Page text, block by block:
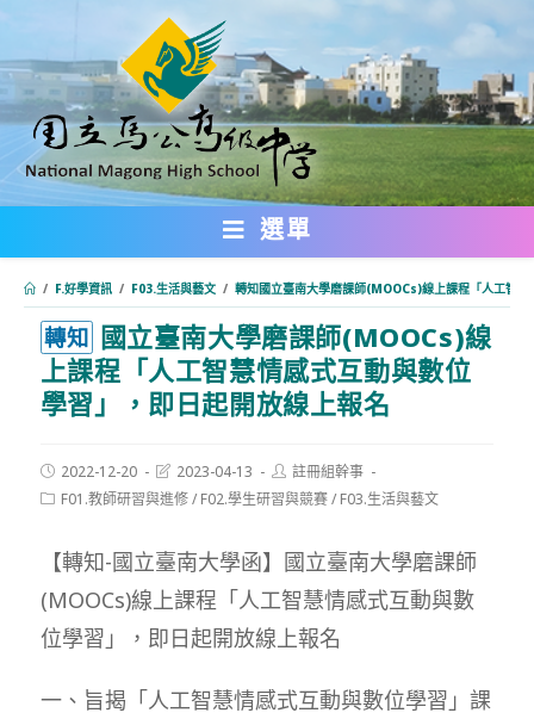
轉
主
要
內
選單
/ F.好學資訊 / F03.生活與藝文 / 轉知國立臺南大學磨課師(MOOCs)線上課程「人工智
轉知 國立臺南大學磨課師(MOOCs)線
上課程「人工智慧情感式互動與數位
學習」，即日起開放線上報名
Post
published:
2022-12-20
Post
last
modified:
2023-04-13
Post
author:
註冊組幹事
PostF01.教師研習與進修/ F02.學生研習與競賽/ F03.生活與藝文
【轉知-國立臺南大學函】國立臺南大學磨課師
(MOOCs)線上課程「人工智慧情感式互動與數
位學習」，即日起開放線上報名
一、旨揭「人工智慧情感式互動與數位學習」課